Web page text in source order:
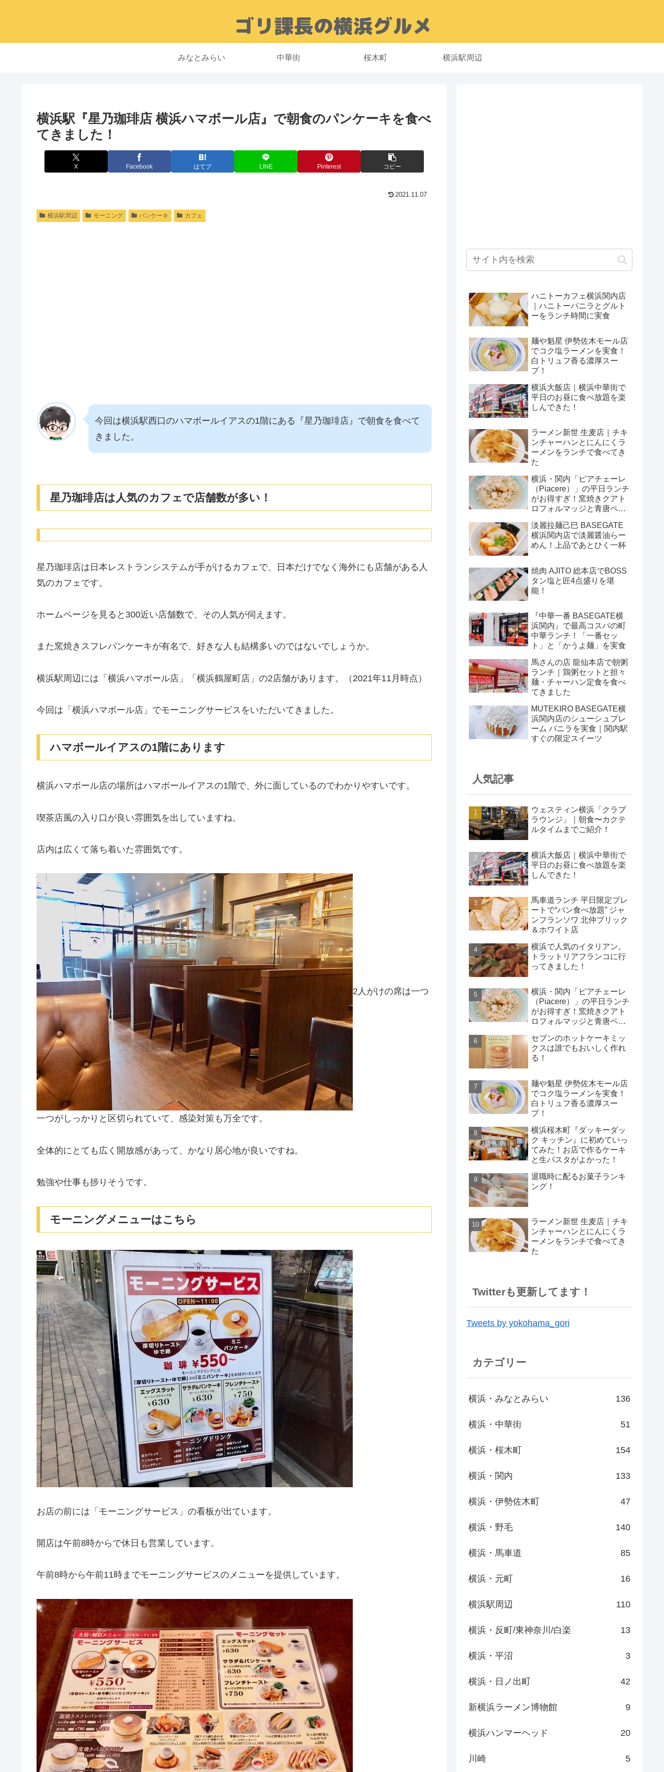
みなとみらい 中華街 桜木町 横浜駅周辺
横浜駅『星乃珈琲店 横浜ハマボール店』で朝食のパンケーキを食べ
てきました！
X Facebook はてブ LINE Pinterest コピー
2021.11.07
横浜駅周辺 モーニング パンケーキ カフェ
今回は横浜駅西口のハマボールイアスの1階にある『星乃珈琲店』で朝食を食べて
きました。
星乃珈琲店は人気のカフェで店舗数が多い！
星乃珈琲店は日本レストランシステムが手がけるカフェで、日本だけでなく海外にも店舗がある人
気のカフェです。
ホームページを見ると300近い店舗数で、その人気が伺えます。
また窯焼きスフレパンケーキが有名で、好きな人も結構多いのではないでしょうか。
横浜駅周辺には「横浜ハマボール店」「横浜鶴屋町店」の2店舗があります。（2021年11月時点）
今回は「横浜ハマボール店」でモーニングサービスをいただいてきました。
ハマボールイアスの1階にあります
横浜ハマボール店の場所はハマボールイアスの1階で、外に面しているのでわかりやすいです。
喫茶店風の入り口が良い雰囲気を出していますね。
店内は広くて落ち着いた雰囲気です。
2人がけの席は一つ
一つがしっかりと区切られていて、感染対策も万全です。
全体的にとても広く開放感があって、かなり居心地が良いですね。
勉強や仕事も捗りそうです。
モーニングメニューはこちら
お店の前には「モーニングサービス」の看板が出ています。
開店は午前8時からで休日も営業しています。
午前8時から午前11時までモーニングサービスのメニューを提供しています。
ハニトーカフェ横浜関内店
｜ハニトーバニラとグルト
ーをランチ時間に実食
麺や魁星 伊勢佐木モール店
でコク塩ラーメンを実食！
白トリュフ香る濃厚スー
プ！
横浜大飯店｜横浜中華街で
平日のお昼に食べ放題を楽
しんできた！
ラーメン新世 生麦店｜チキ
ンチャーハンとにんにくラ
ーメンをランチで食べてき
た
横浜・関内「ピアチェーレ
（Piacere）」の平日ランチ
がお得すぎ！窯焼きクアト
ロフォルマッジと青唐ペペ
淡麗拉麺己巳 BASEGATE
横浜関内店で淡麗醤油らー
めん！上品であとひく一杯
焼肉 AJITO 総本店でBOSS
タン塩と匠4点盛りを堪
能！
『中華一番 BASEGATE横
浜関内』で最高コスパの町
中華ランチ！「一番セッ
ト」と「かうよ麺」を実食
馬さんの店 龍仙本店で朝粥
ランチ｜鶏粥セットと担々
麺・チャーハン定食を食べ
てきました
MUTEKIRO BASEGATE横
浜関内店のシューシュプレ
ーム バニラを実食｜関内駅
すぐの限定スイーツ
人気記事
ウェスティン横浜「クラブ
ラウンジ」｜朝食〜カクテ
ルタイムまでご紹介！
横浜大飯店｜横浜中華街で
平日のお昼に食べ放題を楽
しんできた！
馬車道ランチ 平日限定プレ
ートで“パン食べ放題” ジャ
ンフランソワ 北仲ブリック
＆ホワイト店
横浜で人気のイタリアン。
トラットリアフランコに行
ってきました！
横浜・関内「ピアチェーレ
（Piacere）」の平日ランチ
がお得すぎ！窯焼きクアト
ロフォルマッジと青唐ペペ
セブンのホットケーキミッ
クスは誰でもおいしく作れ
る！
麺や魁星 伊勢佐木モール店
でコク塩ラーメンを実食！
白トリュフ香る濃厚スー
プ！
横浜桜木町『ダッキーダッ
ク キッチン』に初めていっ
てみた！お店で作るケーキ
と生パスタがよかった！
退職時に配るお菓子ランキ
ング！
ラーメン新世 生麦店｜チキ
ンチャーハンとにんにくラ
ーメンをランチで食べてき
た
Twitterも更新してます！
Tweets by yokohama_gori
カテゴリー
横浜・みなとみらい 136
横浜・中華街 51
横浜・桜木町 154
横浜・関内 133
横浜・伊勢佐木町 47
横浜・野毛 140
横浜・馬車道 85
横浜・元町 16
横浜駅周辺 110
横浜・反町/東神奈川/白楽 13
横浜・平沼 3
横浜・日ノ出町 42
新横浜ラーメン博物館 9
横浜ハンマーヘッド 20
川崎 5